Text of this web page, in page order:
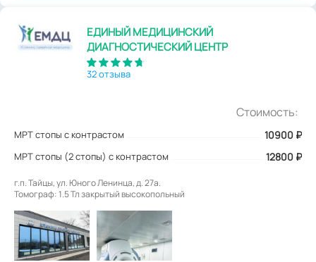
ЕДИНЫЙ МЕДИЦИНСКИЙ
ДИАГНОСТИЧЕСКИЙ ЦЕНТР
32 отзыва
Стоимость:
МРТ стопы с контрастом 10900 ₽
МРТ стопы (2 стопы) с контрастом 12800 ₽
г.п. Тайцы, ул. Юного Ленинца, д. 27а.
Томограф: 1.5 Тл закрытый высокопольный